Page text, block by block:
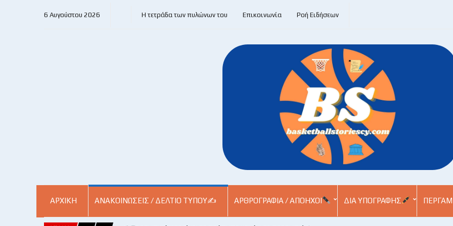
6 Αυγούστου 2026 Η τετράδα των πυλώνων του Επικοινωνία Ροή Ειδήσεων
ΑΡΧΙΚΗ ΑΝΑΚΟΙΝΏΣΕΙΣ / ΔΕΛΤΊΟ ΤΎΠΟΥ✍ ΑΡΘΡΟΓΡΑΦΊΑ / ΑΠΌΗΧΟΙ ΔΙΑ ΥΠΟΓΡΑΦΉΣ